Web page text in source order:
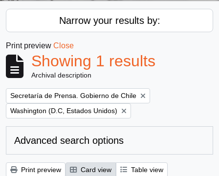
Narrow your results by:
Print preview Close
Showing 1 results
Archival description
Remove filter:
Secretaría de Prensa. Gobierno de Chile
Remove filter:
Washington (D.C, Estados Unidos)
Advanced search options
Print preview Card view
Table view